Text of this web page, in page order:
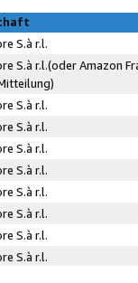
S.à r.l.
S.à r.l.(oder Amazon
S.à r.l.
S.à r.l.
S.à r.l.
S.à r.l.
S.à r.l.
S.à r.l.
S.à r.l.
S.à r.l.